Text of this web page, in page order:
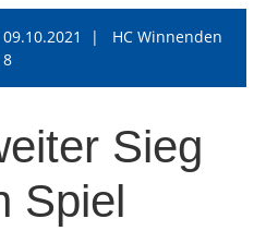
| HC Winnenden
Sieg
Spiel